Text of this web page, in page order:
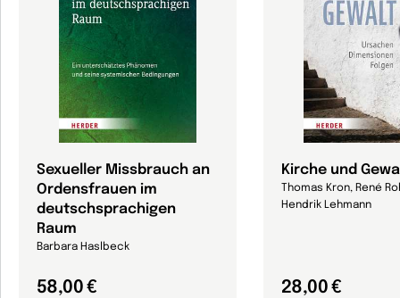
Sexueller Missbrauch an
Ordensfrauen im
deutschsprachigen
Raum
Barbara Haslbeck
58,00 €
Kirche und
Thomas Kron, René
Hendrik Lehmann
28,00 €